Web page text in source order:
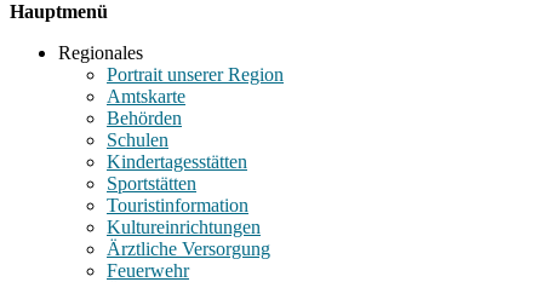
Hauptmenü
Regionales
Portrait unserer Region
Amtskarte
Behörden
Schulen
Kindertagesstätten
Sportstätten
Touristinformation
Kultureinrichtungen
Ärztliche Versorgung
Feuerwehr